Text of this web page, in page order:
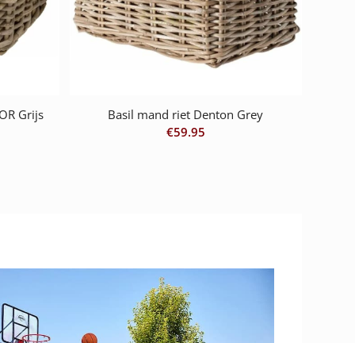
Grijs
Basil mand riet Denton Grey
€59.95